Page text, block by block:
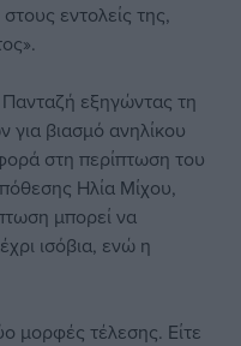
εντολείς της,
εξηγώντας τη
βιασμό ανηλίκου
στη περίπτωση του
Ηλία Μίχου,
μπορεί να
ισόβια, ενώ η
μορφές τέλεσης. Είτε